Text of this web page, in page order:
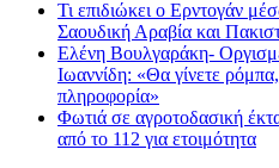
Τι επιδιώκει ο Ερντογάν
Σαουδική Αραβία και
Ελένη Βουλγαράκη-
Ιωαννίδη: «Θα γίνετε
πληροφορία»
Φωτιά σε αγροτοδασική
από το 112 για ετοιμότητα